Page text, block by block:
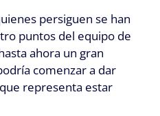
persiguen se han
puntos del equipo de
ahora un gran
comenzar a dar
representa estar